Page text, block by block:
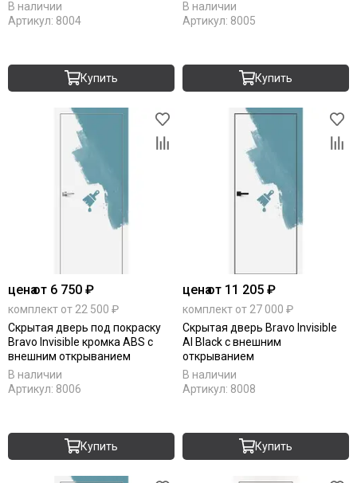
В наличии
Артикул: 8004
Купить
В наличии
Артикул: 8005
Купить
ценаот 6 750 ₽
комплект от 22 500 ₽
Скрытая дверь под покраску
Bravo Invisible кромка ABS с
внешним открыванием
В наличии
Артикул: 8006
Купить
ценаот 11 205 ₽
комплект от 27 000 ₽
Скрытая дверь Bravo Invisible
Al Black с внешним
открыванием
В наличии
Артикул: 8008
Купить